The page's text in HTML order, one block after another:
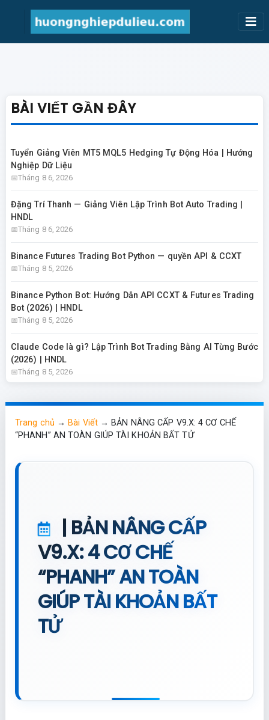
BÀI VIẾT GẦN ĐÂY
Tuyển Giảng Viên MT5 MQL5 Hedging Tự Động Hóa | Hướng
Nghiệp Dữ Liệu
Tháng 8 6, 2026
Đặng Trí Thanh — Giảng Viên Lập Trình Bot Auto Trading |
HNDL
Tháng 8 6, 2026
Binance Futures Trading Bot Python — quyền API & CCXT
Tháng 8 5, 2026
Binance Python Bot: Hướng Dẫn API CCXT & Futures Trading
Bot (2026) | HNDL
Tháng 8 5, 2026
Claude Code là gì? Lập Trình Bot Trading Bằng AI Từng Bước
(2026) | HNDL
Tháng 8 5, 2026
Trang chủ →Bài Viết→BẢN NÂNG CẤP V9.X: 4 CƠ CHẾ
“PHANH” AN TOÀN GIÚP TÀI KHOẢN BẤT TỬ
| BẢN NÂNG CẤP
V9.X: 4 CƠ CHẾ
“PHANH” AN TOÀN
GIÚP TÀI KHOẢN BẤT
TỬ